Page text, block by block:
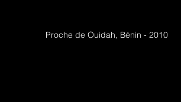
Proche de Ouidah, Bénin - 2010